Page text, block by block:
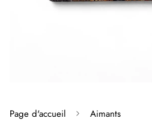
Page d'accueil Aimants